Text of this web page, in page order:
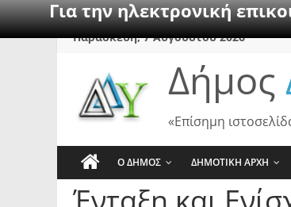
Για την ηλεκτρονική
SkipΠαρασκευή, 7 Αυγούστου 2026
Δήμος
«Επίσημη
Ο ΔΗΜΟΣ ΔΗΜΟΤΙΚΗ ΑΡΧΗ